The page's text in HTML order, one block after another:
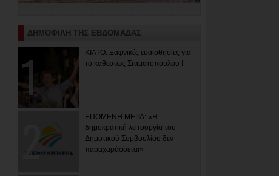
ΔΗΜΟΦΙΛΗ ΤΗΣ ΕΒΔΟΜΑΔΑΣ
ΚΙΑΤΟ: Ξαφνικές ευαισθησίες για
το καθεστώς Σταματόπουλου !
ΕΠΟΜΕΝΗ ΜΕΡΑ: «Η
δημοκρατική λειτουργία του
Δημοτικού Συμβουλίου δεν
παραχαράσσεται»